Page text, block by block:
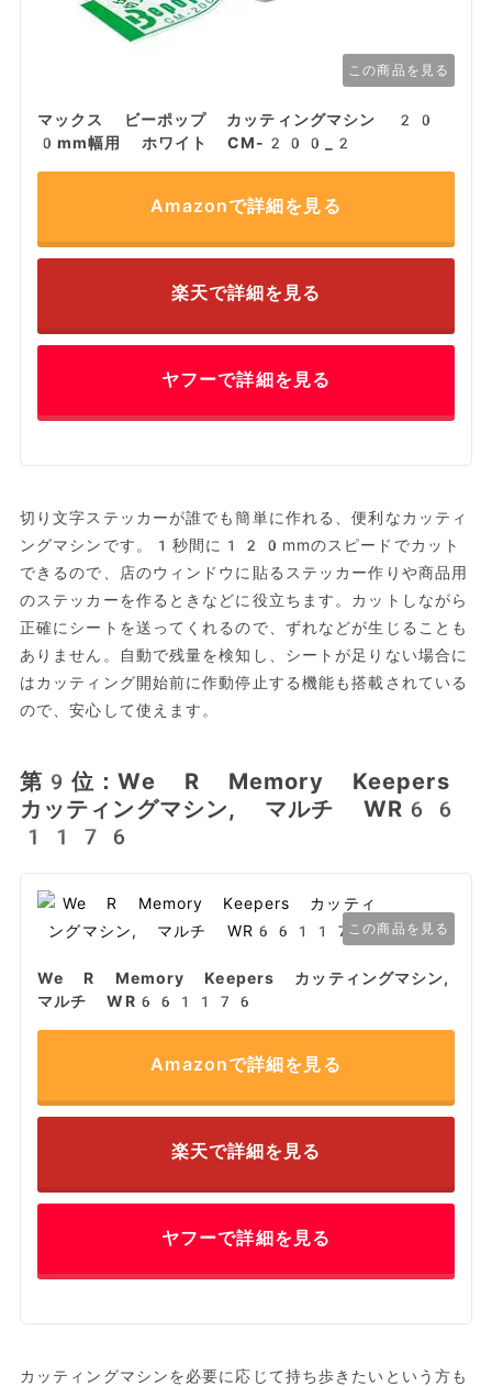
この商品を見る
マックス ビーポップ カッティングマシン 20
0mm幅用 ホワイト CM-200_2
Amazonで詳細を見る
楽天で詳細を見る
ヤフーで詳細を見る
切り文字ステッカーが誰でも簡単に作れる、便利なカッティ
ングマシンです。1秒間に120mmのスピードでカット
できるので、店のウィンドウに貼るステッカー作りや商品用
のステッカーを作るときなどに役立ちます。カットしながら
正確にシートを送ってくれるので、ずれなどが生じることも
ありません。自動で残量を検知し、シートが足りない場合に
はカッティング開始前に作動停止する機能も搭載されている
ので、安心して使えます。
第9位：We R Memory Keepers
カッティングマシン, マルチ WR66
1176
この商品を見る
We R Memory Keepers カッティングマシン,
マルチ WR661176
Amazonで詳細を見る
楽天で詳細を見る
ヤフーで詳細を見る
カッティングマシンを必要に応じて持ち歩きたいという方も